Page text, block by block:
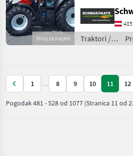
Stroj za najam
- Za koje
potreban stroj? - Koliko sati
ćete ga otprilike
Tr
Traktori /
Steyr
1 … 8 9 10 11 12
Pogodak481-528od 1077 (Stranica 11 od